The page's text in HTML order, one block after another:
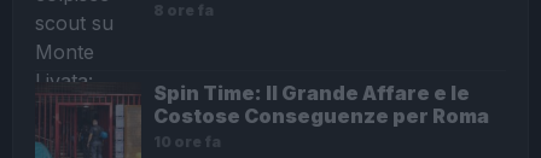
8 ore fa
Spin Time: Il Grande Affare e le
Costose Conseguenze per Roma
10 ore fa